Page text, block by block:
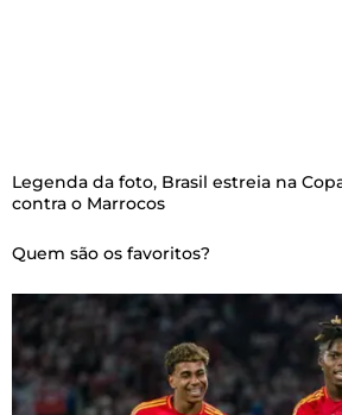
Legenda da foto, Brasil estreia na
contra o Marrocos
Quem são os favoritos?